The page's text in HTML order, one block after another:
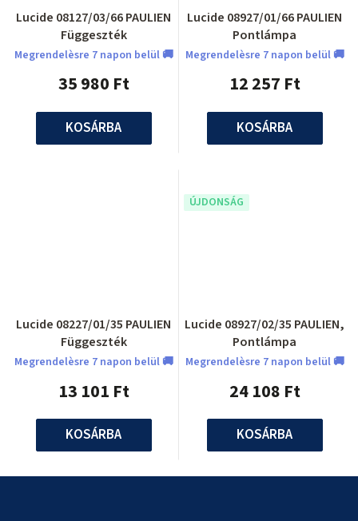
Lucide 08127/03/66 PAULIEN
Függeszték
Megrendelèsre 7 napon belül 🚚
35 980 Ft
KOSÁRBA
Lucide 08927/01/66 PAULIEN
Pontlámpa
Megrendelèsre 7 napon belül 🚚
12 257 Ft
KOSÁRBA
Lucide 08227/01/35 PAULIEN
Függeszték
Megrendelèsre 7 napon belül 🚚
13 101 Ft
KOSÁRBA
ÚJDONSÁG
Lucide 08927/02/35 PAULIEN,
Pontlámpa
Megrendelèsre 7 napon belül 🚚
24 108 Ft
KOSÁRBA